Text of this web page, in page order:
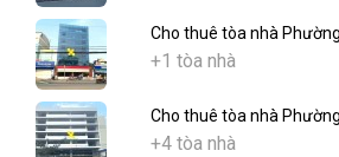
Cho thuê tòa nhà
+1 tòa nhà
Cho thuê tòa nhà
+4 tòa nhà